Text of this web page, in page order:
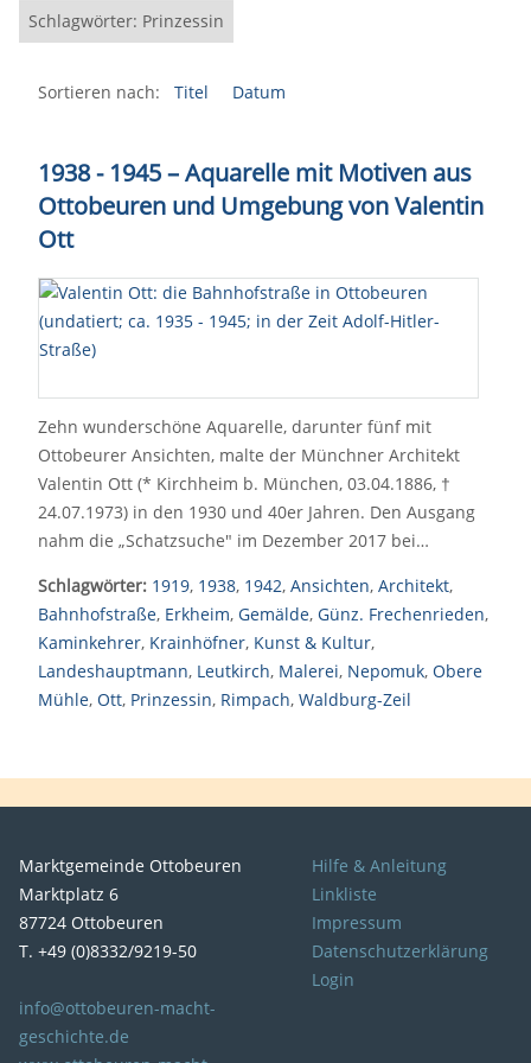
Schlagwörter: Prinzessin
Sortieren nach: Titel Datum
1938 - 1945 – Aquarelle mit Motiven aus
Ottobeuren und Umgebung von Valentin
Ott
Zehn wunderschöne Aquarelle, darunter fünf mit
Ottobeurer Ansichten, malte der Münchner Architekt
Valentin Ott (* Kirchheim b. München, 03.04.1886, †
24.07.1973) in den 1930 und 40er Jahren. Den Ausgang
nahm die „Schatzsuche" im Dezember 2017 bei…
Schlagwörter: 1919, 1938, 1942, Ansichten, Architekt,
Bahnhofstraße, Erkheim, Gemälde, Günz. Frechenrieden,
Kaminkehrer, Krainhöfner, Kunst & Kultur,
Landeshauptmann, Leutkirch, Malerei, Nepomuk, Obere
Mühle, Ott, Prinzessin, Rimpach, Waldburg-Zeil
Marktgemeinde Ottobeuren
Marktplatz 6
87724 Ottobeuren
T. +49 (0)8332/9219-50
info@ottobeuren-macht-
geschichte.de
Hilfe & Anleitung
Linkliste
Impressum
Datenschutzerklärung
Login